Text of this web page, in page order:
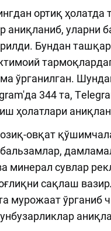
ортиқ ҳолатда
аниқланиб, уларни
Бундан
ўрганилган.
344 та,
ҳолатлари
овқат
минерал сувлар
сақлаш
мурожаат ўрганиб